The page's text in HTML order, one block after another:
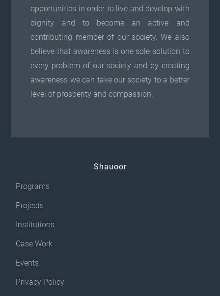
opportunities in order to live and develop with
dignity and to become an active and
contributing member of our society. We also
believe that awareness is one sole solution to
every problem of our society and by creating
awareness we can take our society to a better
level of prosperity and compassion.
Shauoor
Programs
Projects
Institutions
Case Work
Events
Privacy Policy